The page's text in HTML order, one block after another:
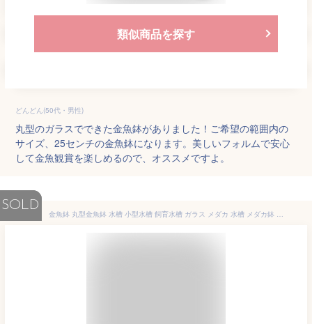
類似商品を探す
どんどん(50代・男性)
丸型のガラスでできた金魚鉢がありました！ご希望の範囲内の
サイズ、25センチの金魚鉢になります。美しいフォルムで安心
して金魚観賞を楽しめるので、オススメですよ。
SOLD
金魚鉢 丸型金魚鉢 水槽 小型水槽 飼育水槽 ガラス メダカ 水槽 メダカ鉢 透明 テーブル アクアリウム ボウル 観葉植物 大容量 おしゃれ インテリア 水培 容器 鉢 (20cm)（25cm）（30cm）